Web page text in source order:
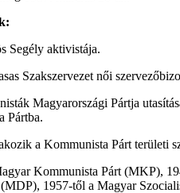
Segély aktivistája.
Szakszervezet női
Magyarországi Pártja
Pártba.
a Kommunista Párt területi
Kommunista Párt (MKP),
1957-től a Magyar